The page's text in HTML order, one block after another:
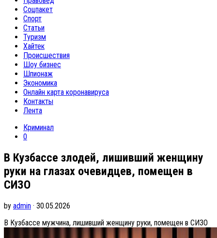
Соцпакет
Спорт
Статьи
Туризм
Хайтек
Происшествия
Шоу бизнес
Шпионаж
Экономика
Онлайн карта коронавируса
Контакты
Лента
Криминал
0
В Кузбассе злодей, лишивший женщину
руки на глазах очевидцев, помещен в
СИЗО
by admin · 30.05.2026
В Кузбассе мужчина, лишивший женщину руки, помещен в СИЗО